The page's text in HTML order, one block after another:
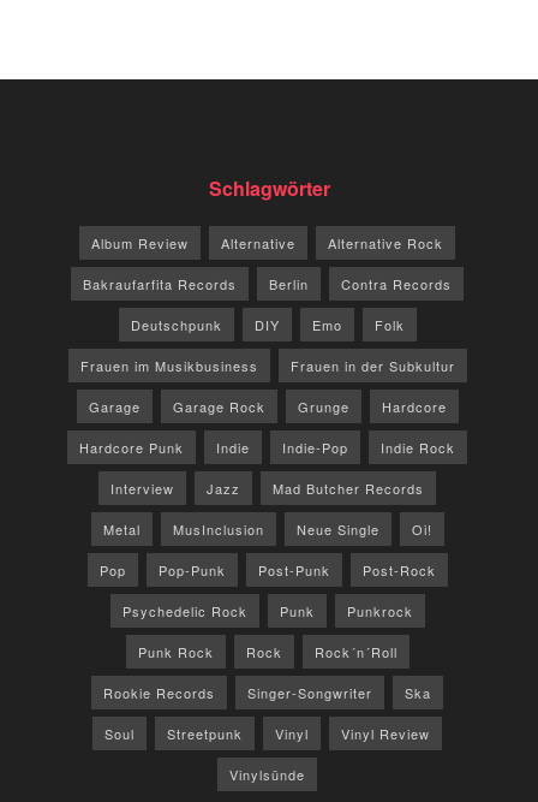
Schlagwörter
Album Review Alternative Alternative Rock
Bakraufarfita Records Berlin Contra Records
Deutschpunk DIY Emo Folk
Frauen im Musikbusiness Frauen in der Subkultur
Garage Garage Rock Grunge Hardcore
Hardcore Punk Indie Indie-Pop Indie Rock
Interview Jazz Mad Butcher Records
Metal MusInclusion Neue Single Oi!
Pop Pop-Punk Post-Punk Post-Rock
Psychedelic Rock Punk Punkrock
Punk Rock Rock Rock´n´Roll
Rookie Records Singer-Songwriter Ska
Soul Streetpunk Vinyl Vinyl Review
Vinylsünde